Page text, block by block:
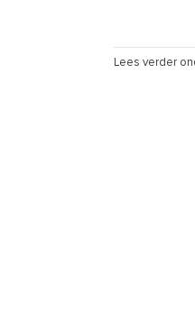
Lees verder